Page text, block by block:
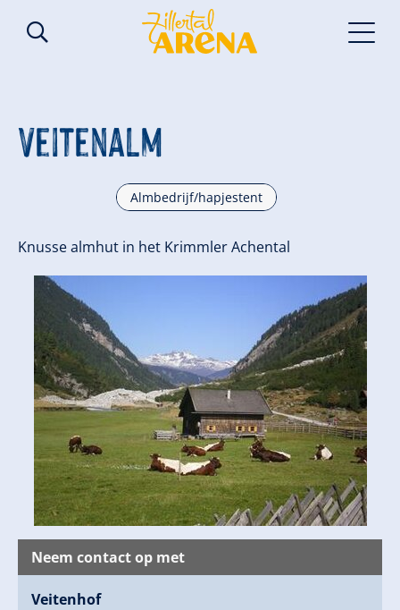
Veitenalm
Almbedrijf/hapjestent
Knusse almhut in het Krimmler Achental
Neem contact op met
Veitenhof